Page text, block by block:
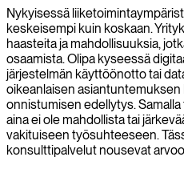
Teemme yhteistyötä Manchesterin
tarjotaksemme asiantuntevia IT-
ratkaisuja, jotka edistävät
Nykyisessä
keskeisempi kuin koskaan.
haasteita ja mahdollisuuksia,
osaamista. Olipa kyseessä
järjestelmän käyttöönotto tai
oikeanlaisen
onnistumisen edellytys.
aina ei ole mahdollista tai
vakituiseen työsuhteeseen.
konsulttipalvelut nousevat